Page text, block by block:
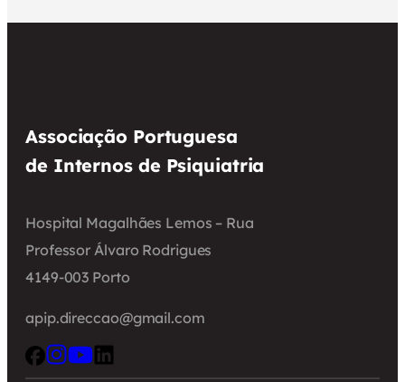
Associação Portuguesa
de Internos de Psiquiatria
Hospital Magalhães Lemos – Rua
Professor Álvaro Rodrigues
4149-003 Porto
apip.direccao@gmail.com